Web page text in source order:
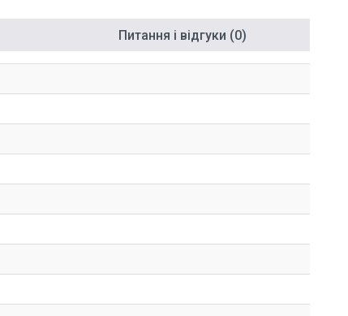
Питання і відгуки (0)